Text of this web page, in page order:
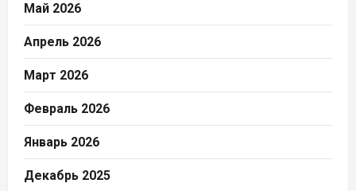
Май 2026
Апрель 2026
Март 2026
Февраль 2026
Январь 2026
Декабрь 2025